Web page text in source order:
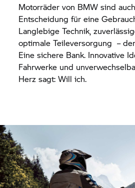
Motorräder von BMW sind
Entscheidung für eine
Langlebige Technik,
optimale Teileversorgung –
Eine sichere Bank. Innovative
Fahrwerke und
Herz sagt: Will ich.